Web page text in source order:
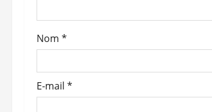
a
r
t
i
Nom *
E-mail *